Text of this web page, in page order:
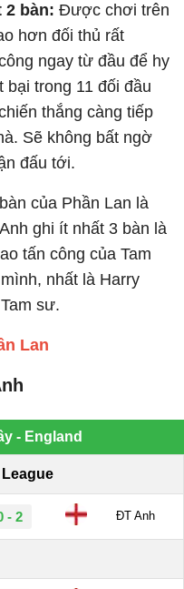
2 bàn: Được chơi trên
hơn đối thủ rất
ngay từ đầu để hy
trong 11 đối đầu
thắng càng tiếp
Sẽ không bất ngờ
đấu tới.
của Phần Lan là
ghi ít nhất 3 bàn là
tấn công của Tam
nhất là Harry
sư.
Lan